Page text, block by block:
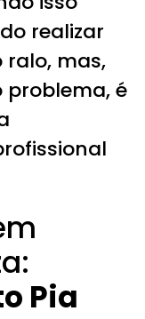
realizar
mas,
problema, é
Pia